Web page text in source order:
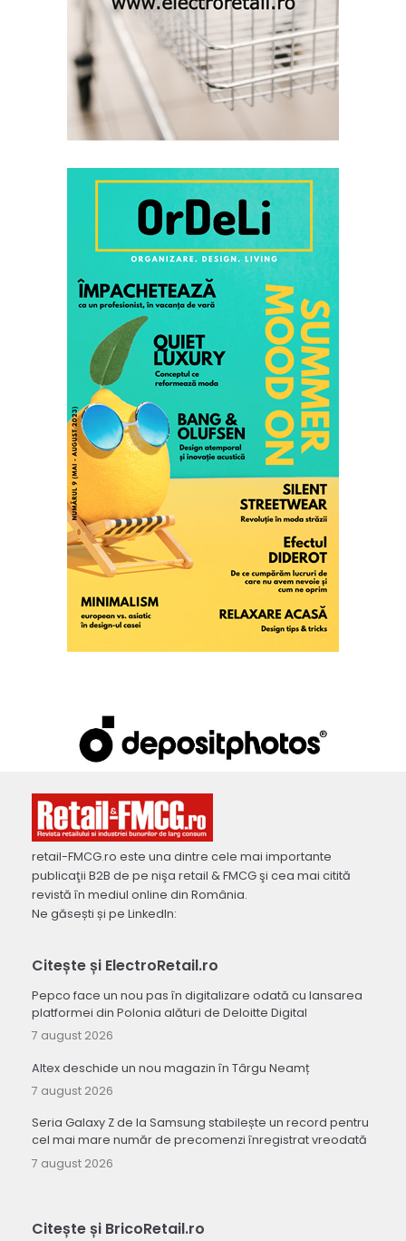
retail-FMCG.ro este una dintre cele mai importante
publicaţii B2B de pe nişa retail & FMCG şi cea mai citită
revistă în mediul online din România.
Ne găsești și pe LinkedIn:
Citește și ElectroRetail.ro
Pepco face un nou pas în digitalizare odată cu lansarea
platformei din Polonia alături de Deloitte Digital
7 august 2026
Altex deschide un nou magazin în Târgu Neamț
7 august 2026
Seria Galaxy Z de la Samsung stabilește un record pentru
cel mai mare număr de precomenzi înregistrat vreodată
7 august 2026
Citește și BricoRetail.ro